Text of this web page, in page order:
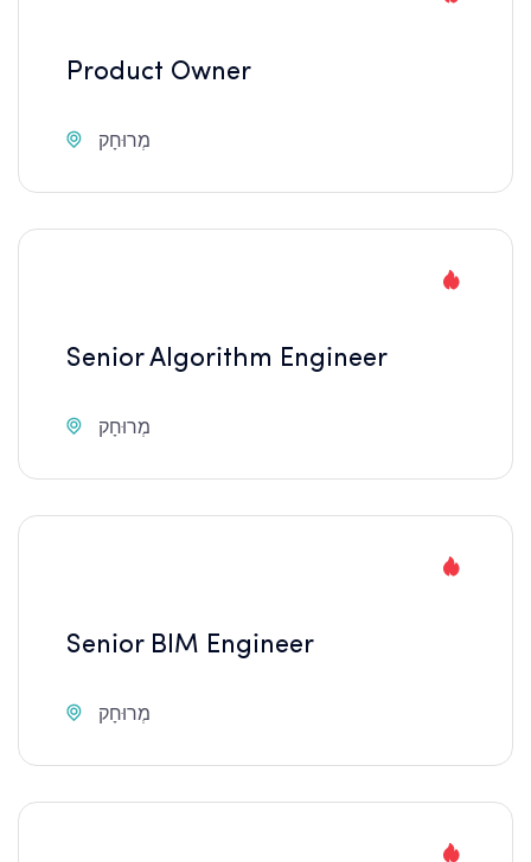
Product Owner
מְרוּחָק
Senior Algorithm Engineer
מְרוּחָק
Senior BIM Engineer
מְרוּחָק